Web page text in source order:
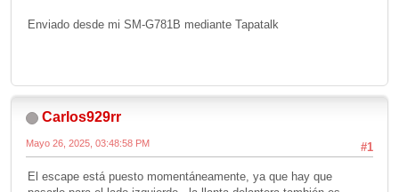
Enviado desde mi SM-G781B mediante Tapatalk
Carlos929rr
#1
Mayo 26, 2025, 03:48:58 PM
El escape está puesto momentáneamente, ya que hay que